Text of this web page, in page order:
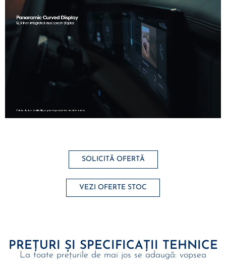
SOLICITĂ OFERTĂ
VEZI OFERTE STOC
PREȚURI ȘI SPECIFICAȚII TEHNICE
La toate prețurile de mai jos se adaugă: vopsea